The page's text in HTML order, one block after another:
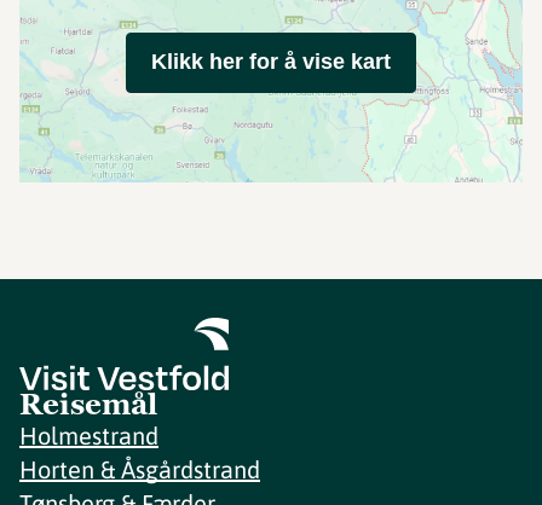
Klikk her for å vise kart
Reisemål
Holmestrand
Horten & Åsgårdstrand